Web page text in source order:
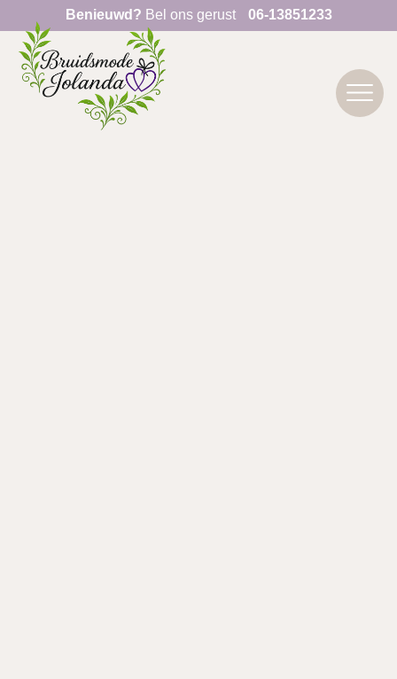
Benieuwd? Bel ons gerust 06-13851233